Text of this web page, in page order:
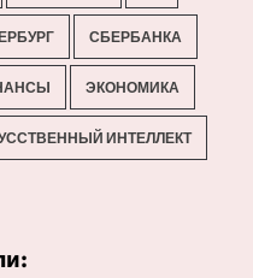
СБЕРБАНКА
ЭКОНОМИКА
ИНТЕЛЛЕКТ